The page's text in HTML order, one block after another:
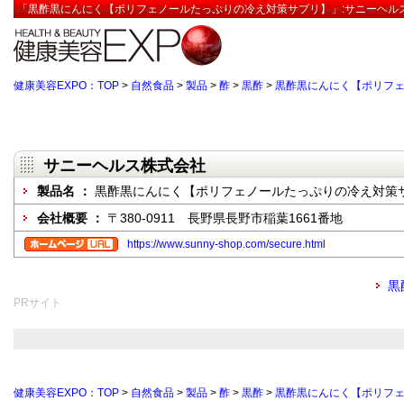
「黒酢黒にんにく【ポリフェノールたっぷりの冷え対策サプリ】」:サニーヘル
健康美容EXPO：TOP > 自然食品 > 製品 > 酢 > 黒酢 > 黒酢黒にんにく【ポリフ
サニーヘルス株式会社
製品名 ： 黒酢黒にんにく【ポリフェノールたっぷりの冷え対策
会社概要 ： 〒380-0911 長野県長野市稲葉1661番地
https://www.sunny-shop.com/secure.html
黒
PRサイト
健康美容EXPO：TOP > 自然食品 > 製品 > 酢 > 黒酢 > 黒酢黒にんにく【ポリフ